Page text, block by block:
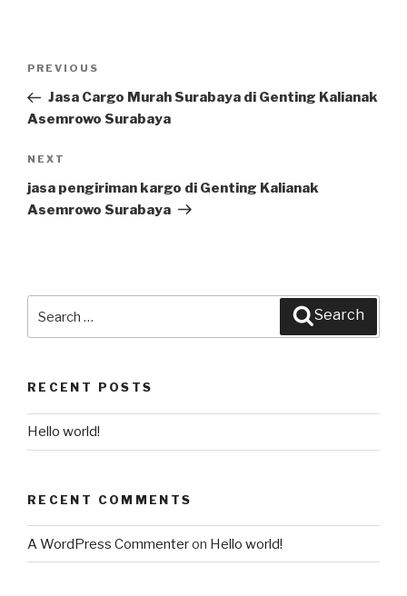
Post
Previous
Post
PREVIOUS
Jasa Cargo Murah Surabaya di Genting Kalianak
Asemrowo Surabaya
Next
Post
NEXT
jasa pengiriman kargo di Genting Kalianak
Asemrowo Surabaya
Search
RECENT POSTS
Hello world!
RECENT COMMENTS
A WordPress Commenteron Hello world!